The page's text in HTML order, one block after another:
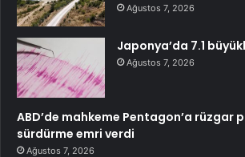
Ağustos 7, 2026
Japonya’da 7.1
Ağustos 7, 2026
ABD’de mahkeme Pentagon’a rüzgar
sürdürme emri verdi
Ağustos 7, 2026